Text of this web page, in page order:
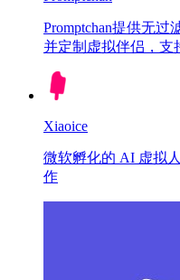
Promptchan提供无
并定制虚拟伴侣，支
Xiaoice
微软孵化的 AI 虚拟
作